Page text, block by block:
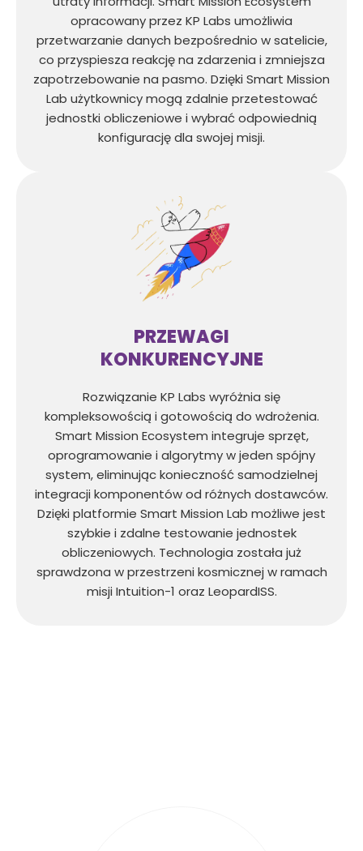
opracowany przez KP Labs umożliwia
przetwarzanie danych bezpośrednio w satelicie,
co przyspiesza reakcję na zdarzenia i zmniejsza
zapotrzebowanie na pasmo. Dzięki Smart Mission
Lab użytkownicy mogą zdalnie przetestować
jednostki obliczeniowe i wybrać odpowiednią
konfigurację dla swojej misji.
PRZEWAGI
KONKURENCYJNE
Rozwiązanie KP Labs wyróżnia się
kompleksowością i gotowością do wdrożenia.
Smart Mission Ecosystem integruje sprzęt,
oprogramowanie i algorytmy w jeden spójny
system, eliminując konieczność samodzielnej
integracji komponentów od różnych dostawców.
Dzięki platformie Smart Mission Lab możliwe jest
szybkie i zdalne testowanie jednostek
obliczeniowych. Technologia została już
sprawdzona w przestrzeni kosmicznej w ramach
misji Intuition-1 oraz LeopardISS.